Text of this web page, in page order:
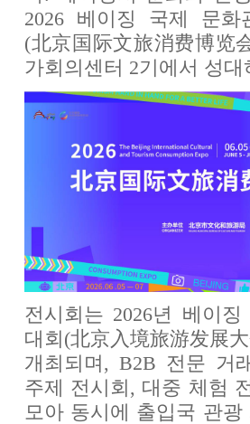
2026 베이징 국제 문화
(北京国际文旅消费博览
가회의센터 2기에서 성대
전시회는 2026년 베이
대회(北京入境旅游发展
개최되며, B2B 전문 거
주제 전시회, 대중 체험
모아 동시에 출입국 관광